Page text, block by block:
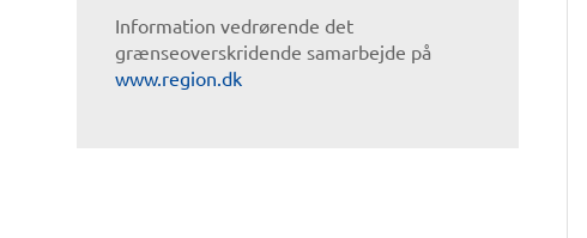
Information vedrørende det
grænseoverskridende samarbejde på
www.region.dk